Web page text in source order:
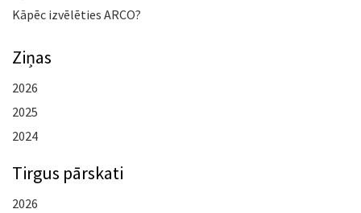
Kāpēc izvēlēties ARCO?
Ziņas
2026
2025
2024
Tirgus pārskati
2026